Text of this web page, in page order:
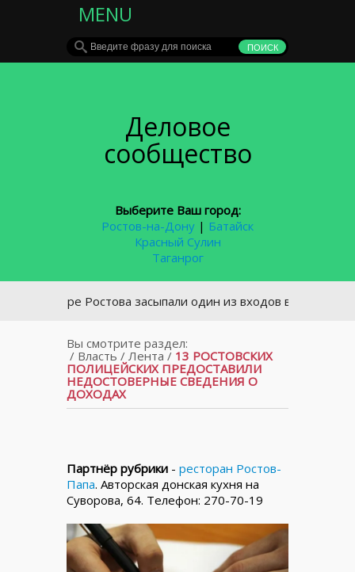
MENU
Деловое
сообщество
Выберите Ваш город:
Ростов-на-Дону | Батайск
Красный Сулин
Таганрог
центре Ростова засыпали один из входов в подземный
Вы смотрите раздел:
/ Власть / Лента / 13 РОСТОВСКИХ
ПОЛИЦЕЙСКИХ ПРЕДОСТАВИЛИ
НЕДОСТОВЕРНЫЕ СВЕДЕНИЯ О
ДОХОДАХ
Партнёр рубрики - ресторан Ростов-
Папа. Авторская донская кухня на
Суворова, 64. Телефон: 270-70-19